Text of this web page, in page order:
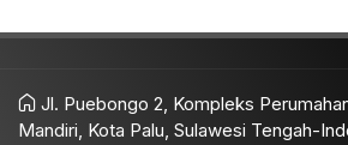
Jl. Puebongo 2, Kompleks
Mandiri, Kota Palu, Sulawesi Tengah-